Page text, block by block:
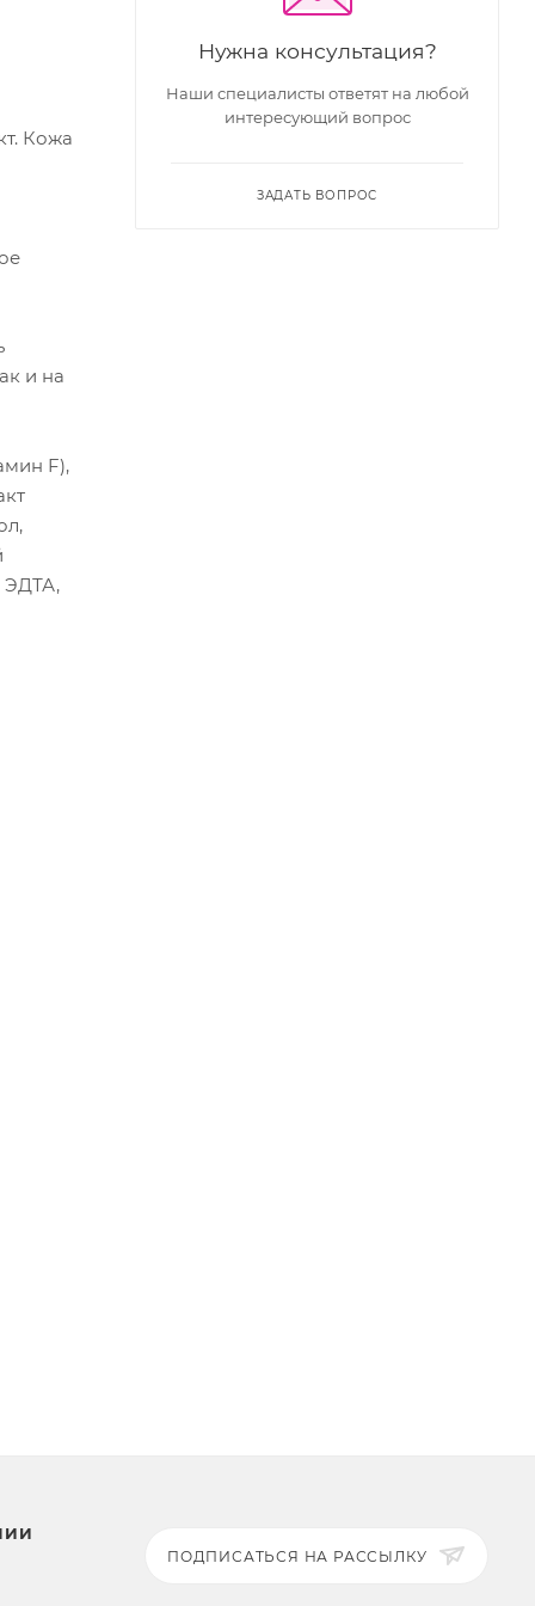
Кожа
и на
F),
ЭДТА,
Нужна консультация?
Наши специалисты ответят на любой
интересующий вопрос
ЗАДАТЬ ВОПРОС
ПОДПИСАТЬСЯ НА РАССЫЛКУ